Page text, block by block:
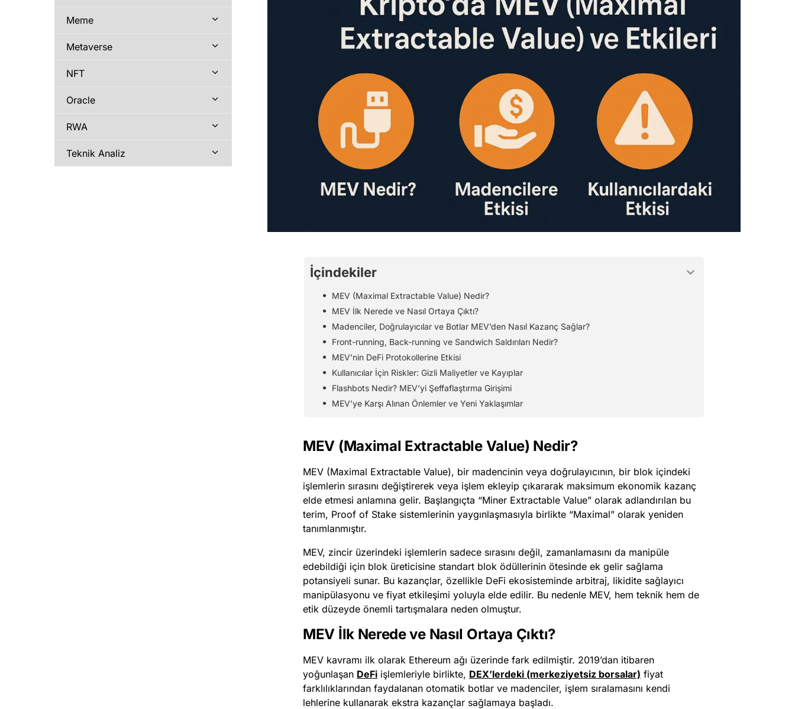
İçindekiler
MEV (Maximal Extractable Value) Nedir?
MEV İlk Nerede ve Nasıl Ortaya Çıktı?
Madenciler, Doğrulayıcılar ve Botlar MEV’den Nasıl Kazanç Sağlar?
Front-running, Back-running ve Sandwich Saldırıları Nedir?
MEV’nin DeFi Protokollerine Etkisi
Kullanıcılar İçin Riskler: Gizli Maliyetler ve Kayıplar
Flashbots Nedir? MEV’yi Şeffaflaştırma Girişimi
MEV’ye Karşı Alınan Önlemler ve Yeni Yaklaşımlar
MEV (Maximal Extractable Value) Nedir?
MEV (Maximal Extractable Value), bir madencinin veya doğrulayıcının, bir blok içindeki
işlemlerin sırasını değiştirerek veya işlem ekleyip çıkararak maksimum ekonomik kazanç
elde etmesi anlamına gelir. Başlangıçta “Miner Extractable Value” olarak adlandırılan bu
terim, Proof of Stake sistemlerinin yaygınlaşmasıyla birlikte “Maximal” olarak yeniden
tanımlanmıştır.
MEV, zincir üzerindeki işlemlerin sadece sırasını değil, zamanlamasını da manipüle
edebildiği için blok üreticisine standart blok ödüllerinin ötesinde ek gelir sağlama
potansiyeli sunar. Bu kazançlar, özellikle DeFi ekosisteminde arbitraj, likidite sağlayıcı
manipülasyonu ve fiyat etkileşimi yoluyla elde edilir. Bu nedenle MEV, hem teknik hem de
etik düzeyde önemli tartışmalara neden olmuştur.
MEV İlk Nerede ve Nasıl Ortaya Çıktı?
MEV kavramı ilk olarak Ethereum ağı üzerinde fark edilmiştir. 2019’dan itibaren
yoğunlaşan DeFi işlemleriyle birlikte, DEX’lerdeki (merkeziyetsiz borsalar) fiyat
farklılıklarından faydalanan otomatik botlar ve madenciler, işlem sıralamasını kendi
lehlerine kullanarak ekstra kazançlar sağlamaya başladı.
Meme
Metaverse
NFT
Oracle
RWA
Teknik Analiz